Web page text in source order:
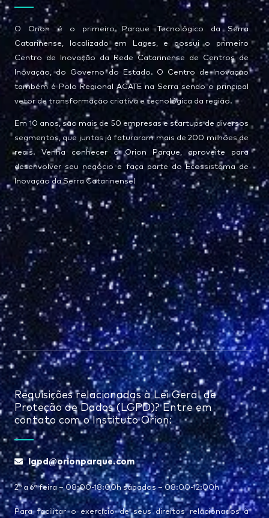
O Orion é o primeiro Parque Tecnológico da Serra
Catarinense, localizado em Lages, e possui o primeiro
Centro de Inovação da Rede Catarinense de Centros de
Inovação, do Governo do Estado. O Centro de Inovação
também é Polo Regional ACATE na Serra sendo o principal
vetor de transformação criativa e tecnológica da região.
Em 10 anos, são mais de 50 empresas e startups de diversos
segmentos, que juntas já faturaram mais de 200 milhões de
reais. Venha conhecer o Orion Parque, aproveite para
desenvolver seu negócio e faça parte do Ecossistema de
Inovação da Serra Catarinense!
Requisições relacionadas à Lei Geral de
Proteção de Dados (LGPD)? Entre em
contato com o Instituto Orion:
lgpd@orionparque.com
2° a 6° feira – 08:00-18:00h sábados – 08:00-12:00h
Para facilitar o exercício de seus direitos relacionados à